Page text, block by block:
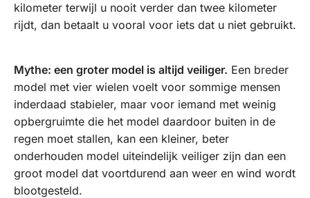
kilometer terwijl u nooit verder dan twee kilometer
rijdt, dan betaalt u vooral voor iets dat u niet gebruikt.
Mythe: een groter model is altijd veiliger. Een breder
model met vier wielen voelt voor sommige mensen
inderdaad stabieler, maar voor iemand met weinig
opbergruimte die het model daardoor buiten in de
regen moet stallen, kan een kleiner, beter
onderhouden model uiteindelijk veiliger zijn dan een
groot model dat voortdurend aan weer en wind wordt
blootgesteld.